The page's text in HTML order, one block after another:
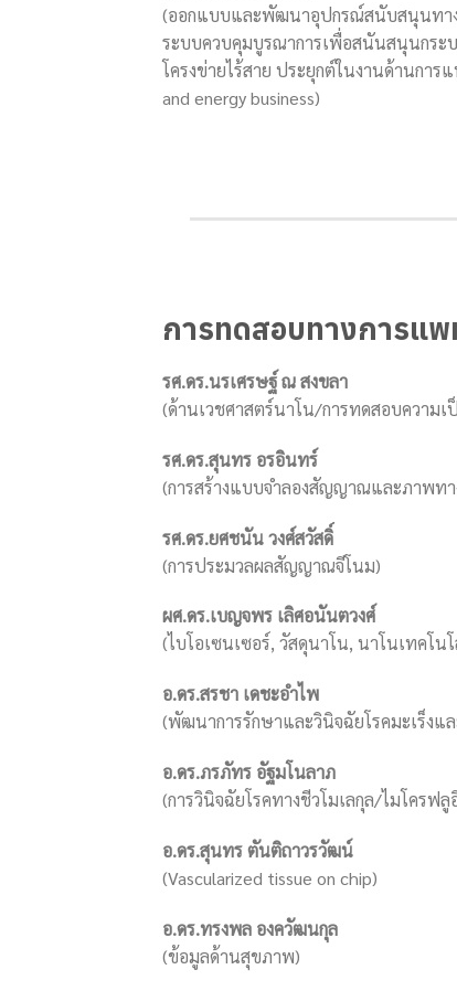
(ออกแบบและพัฒนาอุปกรณ์สนับสนุนทางก
ระบบควบคุมบูรณาการเพื่อสนันสนุนกระ
โครงข่ายไร้สาย ประยุกต์ในงานด้านการ
and energy business)
การทดสอบทางการแ
รศ.ดร.นรเศรษฐ์ ณ สงขลา
(ด้านเวชศาสตร์นาโน/การทดสอบความ
รศ.ดร.สุนทร อรอินทร์
(การสร้างแบบจำลองสัญญาณและภาพ
รศ.ดร.ยศชนัน วงศ์สวัสดิ์
(การประมวลผลสัญญาณจีโนม)
ผศ.ดร.เบญจพร เลิศอนันตวงศ์
(ไบโอเซนเซอร์, วัสดุนาโน, นาโนเทคโน
อ.ดร.สรชา เดชะอำไพ
(พัฒนาการรักษาและวินิจฉัยโรคมะเร็งแ
อ.ดร.ภรภัทร อัฐมโนลาภ
(การวินิจฉัยโรคทางชีวโมเลกุล/ไมโคร
อ.ดร.สุนทร ตันติถาวรวัฒน์
(Vascularized tissue on chip)
อ.ดร.ทรงพล องควัฒนกุล
(ข้อมูลด้านสุขภาพ)